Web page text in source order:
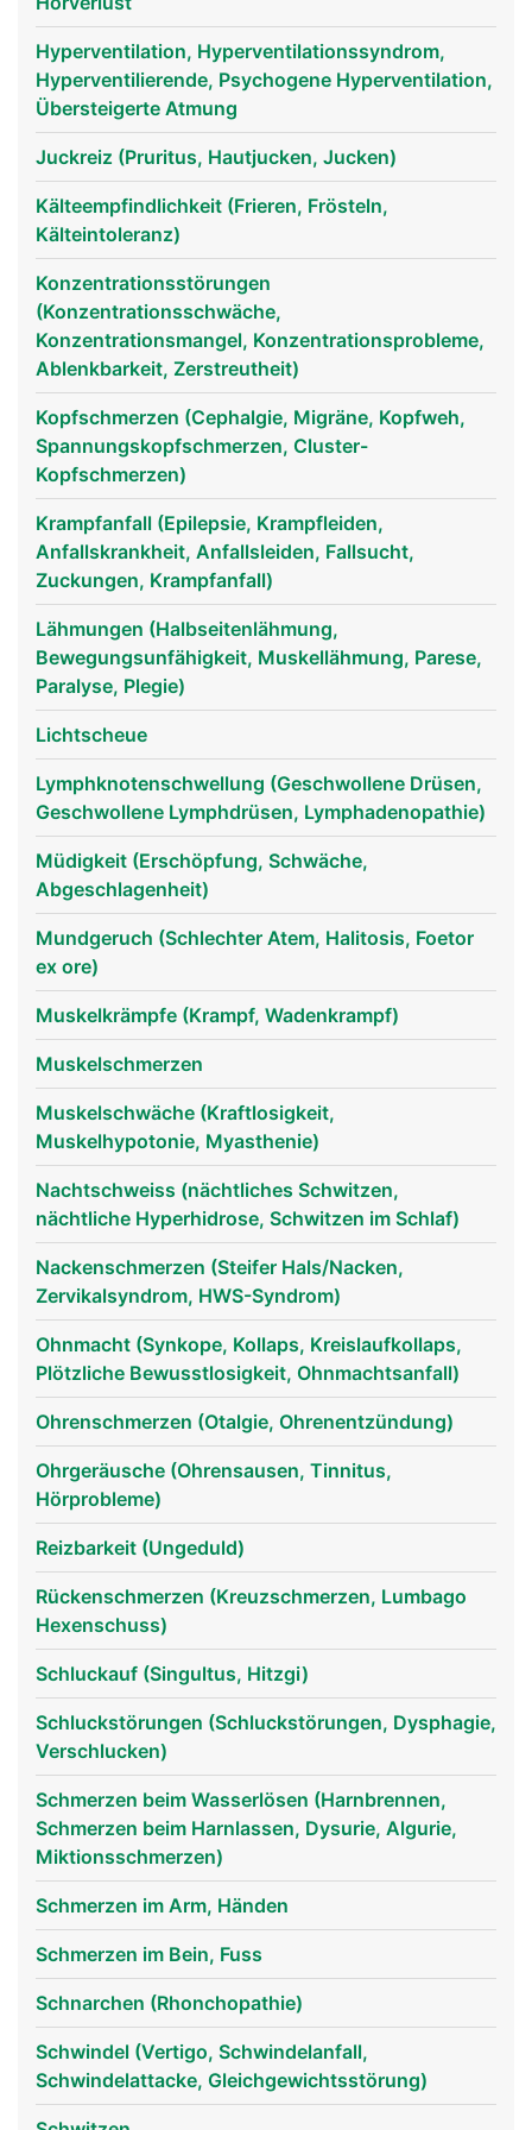
nervensystem frau
nervensystem
kopf Links Mann
Hyperventilation, Hyperventilationssyndrom,
Hyperventilierende, Psychogene Hyperventilation,
Übersteigerte Atmung
Juckreiz (Pruritus, Hautjucken, Jucken)
Kälteempfindlichkeit (Frieren, Frösteln,
Kälteintoleranz)
Konzentrationsstörungen
(Konzentrationsschwäche,
Konzentrationsmangel, Konzentrationsprobleme,
Ablenkbarkeit, Zerstreutheit)
Kopfschmerzen (Cephalgie, Migräne, Kopfweh,
Spannungskopfschmerzen, Cluster-
Kopfschmerzen)
Krampfanfall (Epilepsie, Krampfleiden,
Anfallskrankheit, Anfallsleiden, Fallsucht,
Zuckungen, Krampfanfall)
Lähmungen (Halbseitenlähmung,
Bewegungsunfähigkeit, Muskellähmung, Parese,
Paralyse, Plegie)
Lichtscheue
Lymphknotenschwellung (Geschwollene Drüsen,
Geschwollene Lymphdrüsen, Lymphadenopathie)
Müdigkeit (Erschöpfung, Schwäche,
Abgeschlagenheit)
Mundgeruch (Schlechter Atem, Halitosis, Foetor
ex ore)
Muskelkrämpfe (Krampf, Wadenkrampf)
Muskelschmerzen
Muskelschwäche (Kraftlosigkeit,
Muskelhypotonie, Myasthenie)
Nachtschweiss (nächtliches Schwitzen,
nächtliche Hyperhidrose, Schwitzen im Schlaf)
Nackenschmerzen (Steifer Hals/Nacken,
Zervikalsyndrom, HWS-Syndrom)
Ohnmacht (Synkope, Kollaps, Kreislaufkollaps,
Plötzliche Bewusstlosigkeit, Ohnmachtsanfall)
Ohrenschmerzen (Otalgie, Ohrenentzündung)
Ohrgeräusche (Ohrensausen, Tinnitus,
Hörprobleme)
Reizbarkeit (Ungeduld)
Rückenschmerzen (Kreuzschmerzen, Lumbago
Hexenschuss)
Schluckauf (Singultus, Hitzgi)
Schluckstörungen (Schluckstörungen, Dysphagie,
Verschlucken)
Schmerzen beim Wasserlösen (Harnbrennen,
Schmerzen beim Harnlassen, Dysurie, Algurie,
Miktionsschmerzen)
Schmerzen im Arm, Händen
Schmerzen im Bein, Fuss
Schnarchen (Rhonchopathie)
Schwindel (Vertigo, Schwindelanfall,
Schwindelattacke, Gleichgewichtsstörung)